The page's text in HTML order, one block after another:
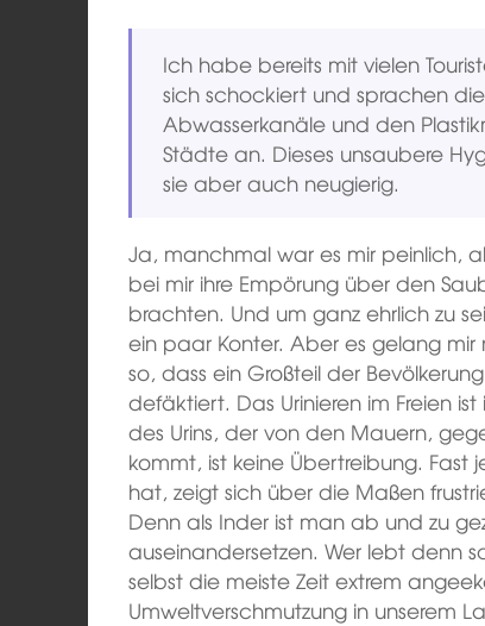
Ich habe bereits mit vielen
sich schockiert und sprachen
Abwasserkanäle und den
Städte an. Dieses unsaubere
sie aber auch neugierig.
Ja, manchmal war es mir peinlich,
bei mir ihre Empörung über den
brachten. Und um ganz ehrlich zu
ein paar Konter. Aber es gelang mir
so, dass ein Großteil der
defäktiert. Das Urinieren im Freien
des Urins, der von den Mauern,
kommt, ist keine Übertreibung. Fast
hat, zeigt sich über die Maßen
Denn als Inder ist man ab und zu
auseinandersetzen. Wer lebt denn
selbst die meiste Zeit extrem
Umweltverschmutzung in unserem